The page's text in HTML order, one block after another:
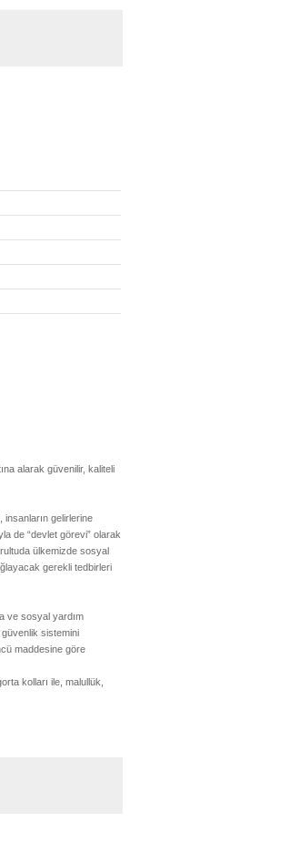
alarak güvenilir, kaliteli
gelirlerine
de “devlet görevi” olarak
ülkemizde sosyal
gerekli tedbirleri
ve sosyal yardım
güvenlik sistemini
maddesine göre
kolları ile, malullük,